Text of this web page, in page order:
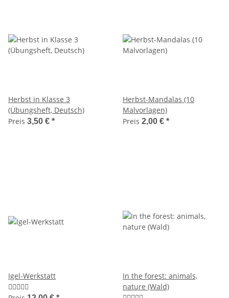
Herbst in Klasse 3
(Übungsheft, Deutsch)
Preis 3,50 € *
Herbst-Mandalas (10
Malvorlagen)
Preis 2,00 € *
Igel-Werkstatt
In the forest: animals,
nature (Wald)